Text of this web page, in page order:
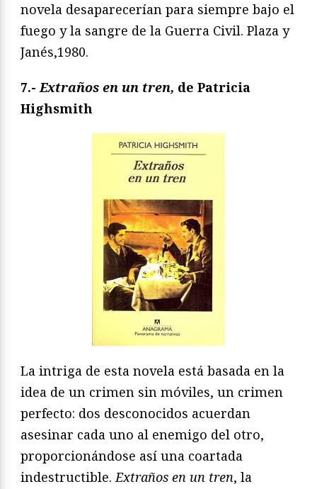
novela desaparecerían para siempre bajo el
fuego y la sangre de la Guerra Civil. Plaza y
Janés,1980.
7.-Extraños en un tren, de Patricia
Highsmith
La intriga de esta novela está basada en la
idea de un crimen sin móviles, un crimen
perfecto: dos desconocidos acuerdan
asesinar cada uno al enemigo del otro,
proporcionándose así una coartada
indestructible.Extraños en un tren, la